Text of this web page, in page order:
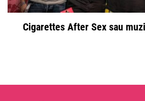
Cigarettes After Sex sau